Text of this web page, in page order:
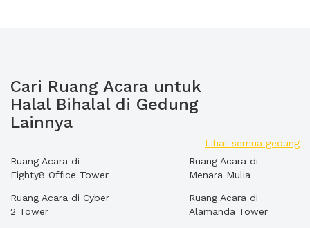
Cari Ruang Acara untuk
Halal Bihalal di Gedung
Lainnya
Lihat semua gedung
Ruang Acara di
Eighty8 Office Tower
Ruang Acara di Cyber
2 Tower
Ruang Acara di
Menara Mulia
Ruang Acara di
Alamanda Tower